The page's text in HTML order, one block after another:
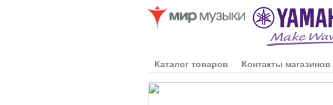
Каталог товаров Контакты магазинов